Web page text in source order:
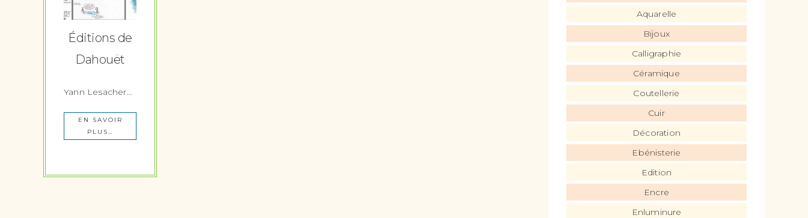
Éditions de
Dahouët
Yann Lesacher…
EN SAVOIR
PLUS…
Aquarelle
Bijoux
Calligraphie
Céramique
Coutellerie
Cuir
Décoration
Ebénisterie
Edition
Encre
Enluminure